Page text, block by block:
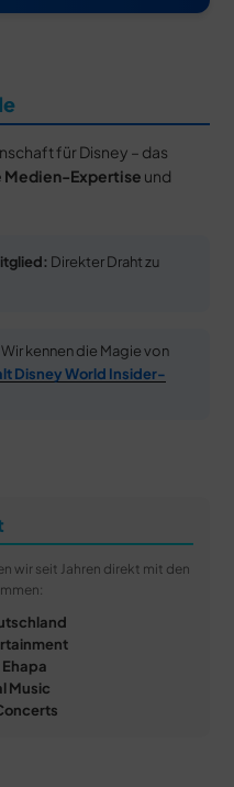
für Disney – das
Medien-Expertise und
Direkter Draht zu
Wir kennen die Magie von
Disney World Insider-
wir seit Jahren direkt mit den
Music